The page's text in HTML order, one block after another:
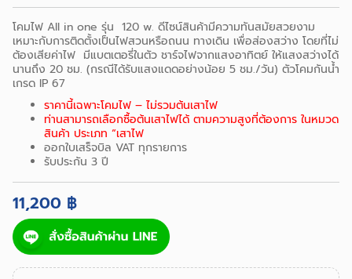
โคมไฟ All in one รุ่น 120 w. ดีไซน์สินค้ามีความทันสมัยสวยงาม
เหมาะกับการติดตั้งเป็นไฟสวนหรือถนน ทางเดิน เพื่อส่องสว่าง โดยที่ไม่
ต้องเสียค่าไฟ มีแบตเตอรี่ในตัว ชาร์จไฟจากแสงอาทิตย์ ให้แสงสว่างได้
นานถึง 20 ชม. (กรณีได้รับแสงแดดอย่างน้อย 5 ชม./วัน) ตัวโคมกันน้ำ
เกรด IP 67
ราคานี้เฉพาะโคมไฟ – ไม่รวมต้นเสาไฟ
ท่านสามารถเลือกซื้อต้นเสาไฟได้ ตามความสูงที่ต้องการ ในหมวด
สินค้า ประเภท “เสาไฟ
ออกใบเสร็จบิล VAT ทุกรายการ
รับประกัน 3 ปี
11,200 ฿